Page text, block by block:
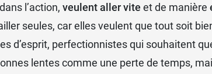
l’action, veulent aller vite et de manière
seules, car elles veulent que tout soit
d’esprit, perfectionnistes qui souhaitent
lentes comme une perte de temps,